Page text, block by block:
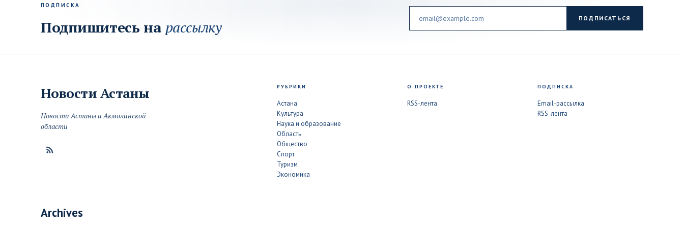
ПОДПИСКА
Подпишитесь на рассылку ПОДПИСАТЬСЯ
Новости Астаны
Новости Астаны и Акмолинской
области
РУБРИКИ
Астана
Культура
Наука и образование
Область
Общество
Спорт
Туризм
Экономика
О ПРОЕКТЕ
RSS-лента
ПОДПИСКА
Email-рассылка
RSS-лента
Archives